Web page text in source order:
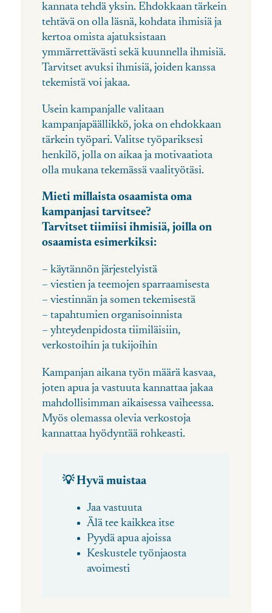
kannata tehdä yksin. Ehdokkaan tärkein
tehtävä on olla läsnä, kohdata ihmisiä ja
kertoa omista ajatuksistaan
ymmärrettävästi sekä kuunnella ihmisiä.
Tarvitset avuksi ihmisiä, joiden kanssa
tekemistä voi jakaa.
Usein kampanjalle valitaan
kampanjapäällikkö, joka on ehdokkaan
tärkein työpari. Valitse työpariksesi
henkilö, jolla on aikaa ja motivaatiota
olla mukana tekemässä vaalityötäsi.
Mieti millaista osaamista oma
kampanjasi tarvitsee?
Tarvitset tiimiisi ihmisiä, joilla on
osaamista esimerkiksi:
– käytännön järjestelyistä
– viestien ja teemojen sparraamisesta
– viestinnän ja somen tekemisestä
– tapahtumien organisoinnista
– yhteydenpidosta tiimiläisiin,
verkostoihin ja tukijoihin
Kampanjan aikana työn määrä kasvaa,
joten apua ja vastuuta kannattaa jakaa
mahdollisimman aikaisessa vaiheessa.
Myös olemassa olevia verkostoja
kannattaa hyödyntää rohkeasti.
💡Hyvä muistaa
Jaa vastuuta
Älä tee kaikkea itse
Pyydä apua ajoissa
Keskustele työnjaosta
avoimesti